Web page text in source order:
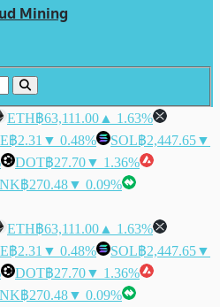
Mining
ETH฿63,111.00 ▲ 1.63%
฿2.31 ▼ 0.48% SOL฿2,447.65▼
DOT฿27.70▼ 1.36%
฿270.48▼ 0.09%
ETH฿63,111.00 ▲ 1.63%
฿2.31 ▼ 0.48% SOL฿2,447.65▼
DOT฿27.70▼ 1.36%
฿270.48▼ 0.09%